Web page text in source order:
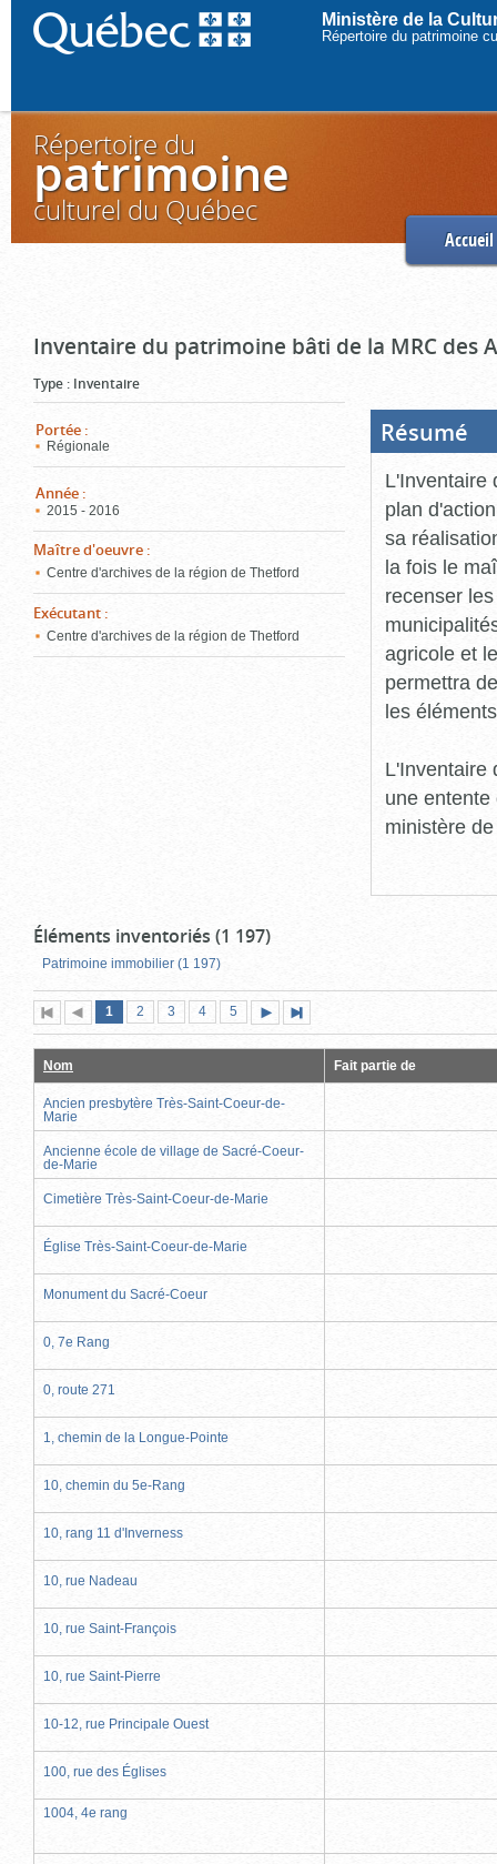
Ministère de la
Répertoire du patrimoine
Répertoire du
patrimoine
culturel du Québec
Accueil
Inventaire du patrimoine bâti de la MRC des
Type : Inventaire
Portée :
Régionale
Année :
2015 - 2016
Maître d'oeuvre :
Centre d'archives de la région de Thetford
Exécutant :
Centre d'archives de la région de Thetford
Résumé
L'Inventaire
plan
sa
la fois le
recenser
agricole et
permettra
les
L'Inventaire
une
ministère
Éléments inventoriés (1 197)
Patrimoine immobilier (1 197)
Première
page
Page
précédente
Page
1 (page
actuelle)
Page
2 Page
3 Page
4 Page
5
suivante
page
Nom Fait partie de
Ancien presbytère Très-Saint-Coeur-de-
Marie
Ancienne école de village de Sacré-Coeur-
de-Marie
Cimetière Très-Saint-Coeur-de-Marie
Église Très-Saint-Coeur-de-Marie
Monument du Sacré-Coeur
0, 7e Rang
0, route 271
1, chemin de la Longue-Pointe
10, chemin du 5e-Rang
10, rang 11 d'Inverness
10, rue Nadeau
10, rue Saint-François
10, rue Saint-Pierre
10-12, rue Principale Ouest
100, rue des Églises
1004, 4e rang